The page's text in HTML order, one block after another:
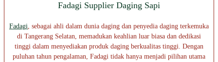
Fadagi Supplier Daging Sapi
Fadagi , sebagai ahli dalam dunia daging dan penyedia daging terkemuka
di Tangerang Selatan, memadukan keahlian luar biasa dan dedikasi
tinggi dalam menyediakan produk daging berkualitas tinggi. Dengan
puluhan tahun pengalaman, Fadagi tidak hanya menjadi pilihan utama